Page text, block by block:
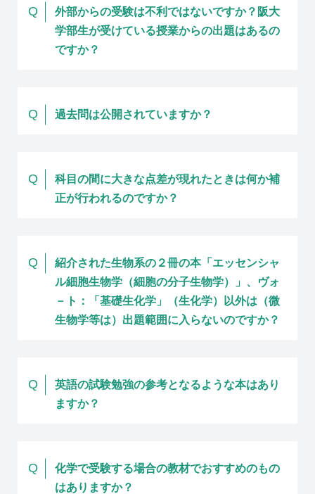
Q
外部からの受験は不利ではないですか？阪大
学部生が受けている授業からの出題はあるの
ですか？
Q 過去問は公開されていますか？
Q
科目の間に大きな点差が現れたときは何か補
正が行われるのですか？
Q
紹介された生物系の２冊の本「エッセンシャ
ル細胞生物学（細胞の分子生物学）」、ヴォ
－ト：「基礎生化学」（生化学）以外は（微
生物学等は）出題範囲に入らないのですか？
Q
英語の試験勉強の参考となるような本はあり
ますか？
Q
化学で受験する場合の教材でおすすめのもの
はありますか？